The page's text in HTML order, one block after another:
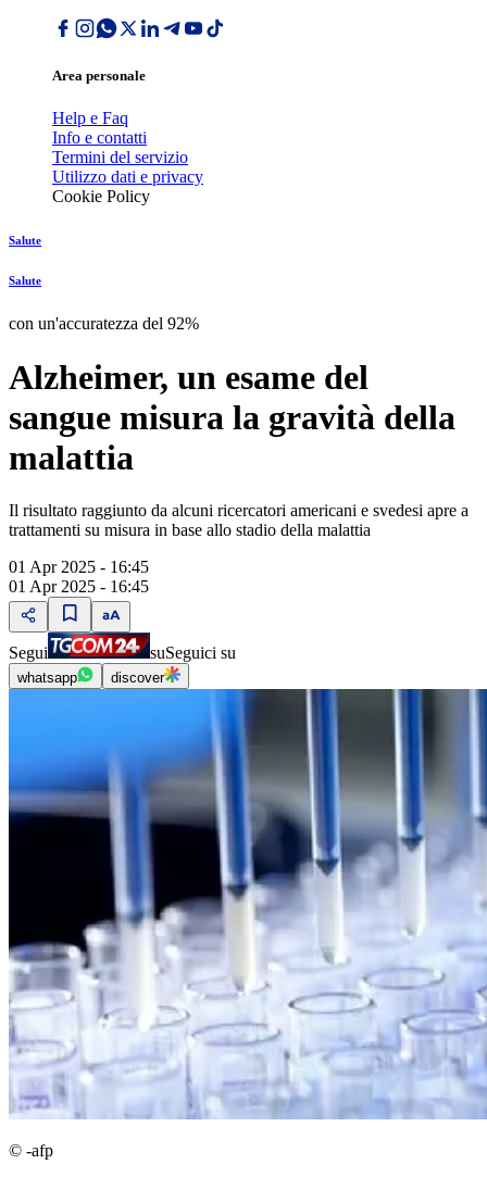
Area personale
Help e Faq
Info e contatti
Termini del servizio
Utilizzo dati e privacy
Cookie Policy
Salute
Salute
con un'accuratezza del 92%
Alzheimer, un esame del
sangue misura la gravità della
malattia
Il risultato raggiunto da alcuni ricercatori americani e svedesi apre a
trattamenti su misura in base allo stadio della malattia
01 Apr 2025 - 16:45
01 Apr 2025 - 16:45
Segui suSeguici su
whatsapp discover
© -afp